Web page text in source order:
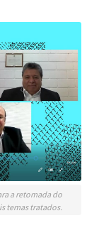
a retomada do
temas tratados.